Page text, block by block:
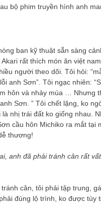
bộ phim truyền hình anh
ban kỹ thuật sẵn sàng
rất thích món ăn việt
người theo dõi. Tôi hỏi:
anh Sơn”. Tôi ngạc nhiên:
hôn và nhảy múa … Nhưng
anh Sơn. ” Tôi chết lặng, ko
nhị trái đất ko giống nhau.
cầu hôn Michiko ra mắt
thương!
anh đã phải tránh cân rất
cân, tôi phải tập trung,
đúng lộ trình, ko được